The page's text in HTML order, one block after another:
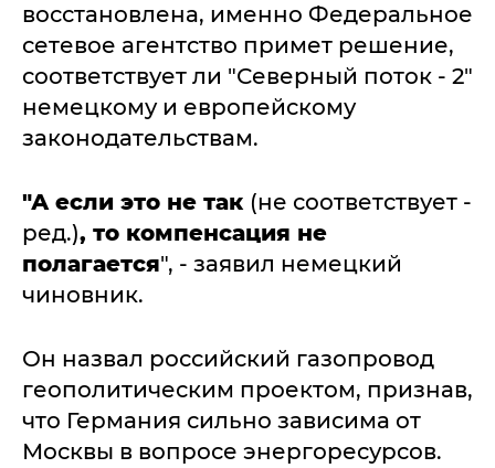
восстановлена, именно Федеральное
сетевое агентство примет решение,
соответствует ли "Северный поток - 2"
немецкому и европейскому
законодательствам.
"А если это не так (не соответствует -
ред.), то компенсация не
полагается", - заявил немецкий
чиновник.
Он назвал российский газопровод
геополитическим проектом, признав,
что Германия сильно зависима от
Москвы в вопросе энергоресурсов.